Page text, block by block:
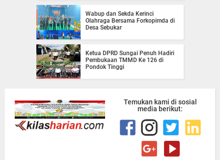
Wabup dan Sekda Kerinci
Olahraga Bersama Forkopimda di
Desa Sebukar
Ketua DPRD Sungai Penuh Hadiri
Pembukaan TMMD Ke 126 di
Pondok Tinggi
Temukan kami di sosial
media berikut: